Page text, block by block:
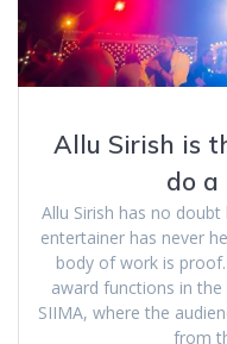
Allu Sirish is
do a
Allu Sirish has no
entertainer has never
body of work is
award functions in
SIIMA, where the
from